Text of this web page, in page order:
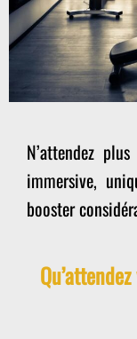
N’attendez
immersive,
booster